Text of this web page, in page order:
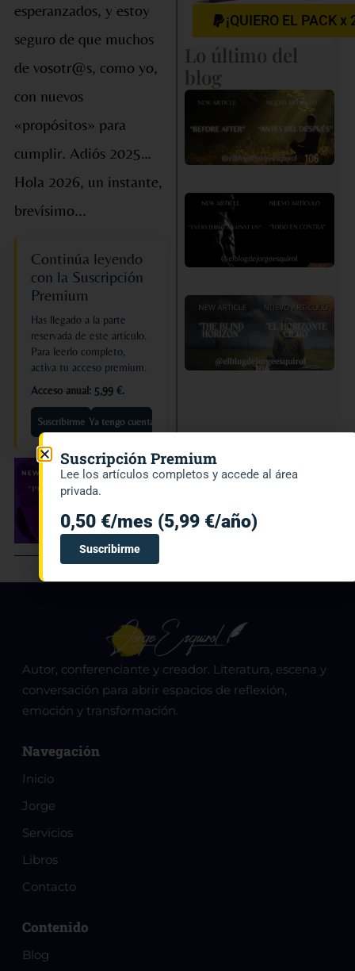
esperanzados, y estoy
seguro de que muchos
de vosotr@s, como yo,
con nuevos
«propósitos» para
cumplir. Adiós 2025…
Hola 2026, un instante,
brevísimo...
Continúa leyendo
con la Suscripción
Premium
Has llegado a la parte
reservada de este artículo.
Para leerlo completo,
activa tu acceso premium.
Acceso anual: 5,99 €.
Suscribirme Ya tengo cuenta
¡QUIERO EL PACK x
Lo último del
blog
Autor, conferenciante y creador. Literatura, escena y
conversación para abrir espacios de reflexión,
emoción y transformación.
Navegación
Inicio
Jorge
Servicios
Libros
Contacto
Contenido
Blog
Suscripción Premium
Lee los artículos completos y accede al área
privada.
0,50 €/mes (5,99 €/año)
Suscribirme